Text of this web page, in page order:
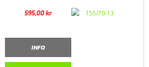
595,00kr
INFO